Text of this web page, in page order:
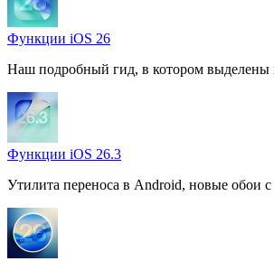
Функции iOS 26
Наш подробный гид, в котором выделены
Функции iOS 26.3
Утилита переноса в Android, новые обои